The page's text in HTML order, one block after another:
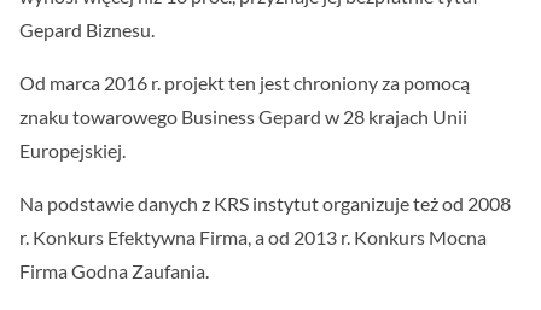
Gepard Biznesu.
Od marca 2016 r. projekt ten jest chroniony za pomocą
znaku towarowego Business Gepard w 28 krajach Unii
Europejskiej.
Na podstawie danych z KRS instytut organizuje też od 2008
r. Konkurs Efektywna Firma, a od 2013 r. Konkurs Mocna
Firma Godna Zaufania.